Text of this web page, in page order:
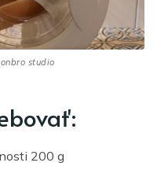
studio
200 g